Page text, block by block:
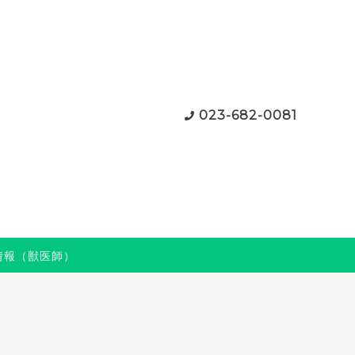
023-682-0081
（獣医師）